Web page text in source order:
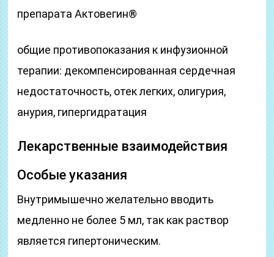
препарата Актовегин®
общие противопоказания к инфузионной
терапии: декомпенсированная сердечная
недостаточность, отек легких, олигурия,
анурия, гипергидратация
Лекарственные взаимодействия
Особые указания
Внутримышечно желательно вводить
медленно не более 5 мл, так как раствор
является гипертоническим.